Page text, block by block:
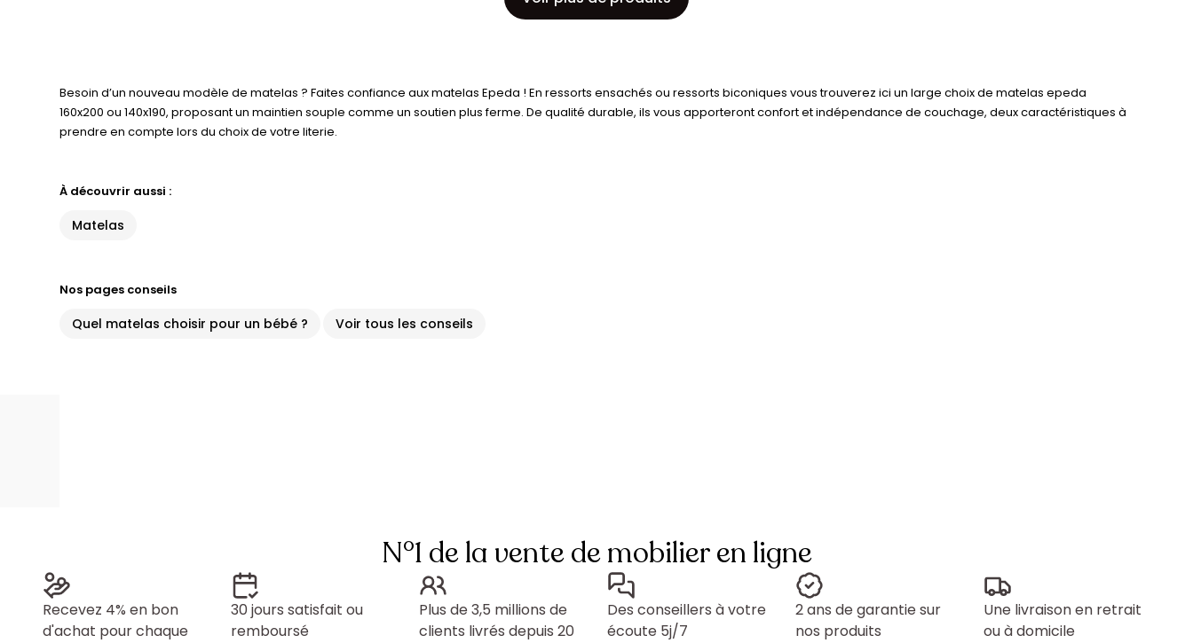
Besoin d’un nouveau modèle de matelas ? Faites confiance aux matelas Epeda ! En ressorts ensachés ou ressorts biconiques vous trouverez ici un large choix de matelas epeda
160x200 ou 140x190, proposant un maintien souple comme un soutien plus ferme. De qualité durable, ils vous apporteront confort et indépendance de couchage, deux caractéristiques à
prendre en compte lors du choix de votre literie.
À découvrir aussi :
Matelas
Nos pages conseils
Quel matelas choisir pour un bébé ? Voir tous les conseils
N°1 de la vente de mobilier en ligne
Recevez 4% en bon
d'achat pour chaque
30 jours satisfait ou
remboursé
Plus de 3,5 millions de
clients livrés depuis 20
Des conseillers à votre
écoute 5j/7
2 ans de garantie sur
nos produits
Une livraison en retrait
ou à domicile